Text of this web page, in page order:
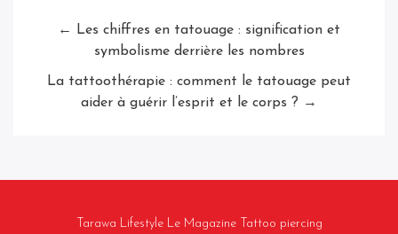
← Les chiffres en tatouage : signification et
symbolisme derrière les nombres
La tattoothérapie : comment le tatouage peut
aider à guérir l’esprit et le corps ? →
Tarawa Lifestyle Le Magazine Tattoo piercing